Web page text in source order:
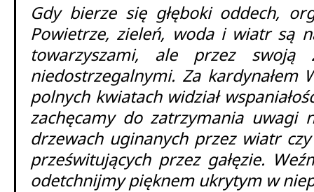
Gdy bierze się głęboki oddech,
Powietrze, zieleń, woda i wiatr są
towarzyszami, ale przez swoją
niedostrzegalnymi. Za kardynałem
polnych kwiatach widział
zachęcamy do zatrzymania uwagi
drzewach uginanych przez wiatr
prześwitujących przez gałęzie.
odetchnijmy pięknem ukrytym w